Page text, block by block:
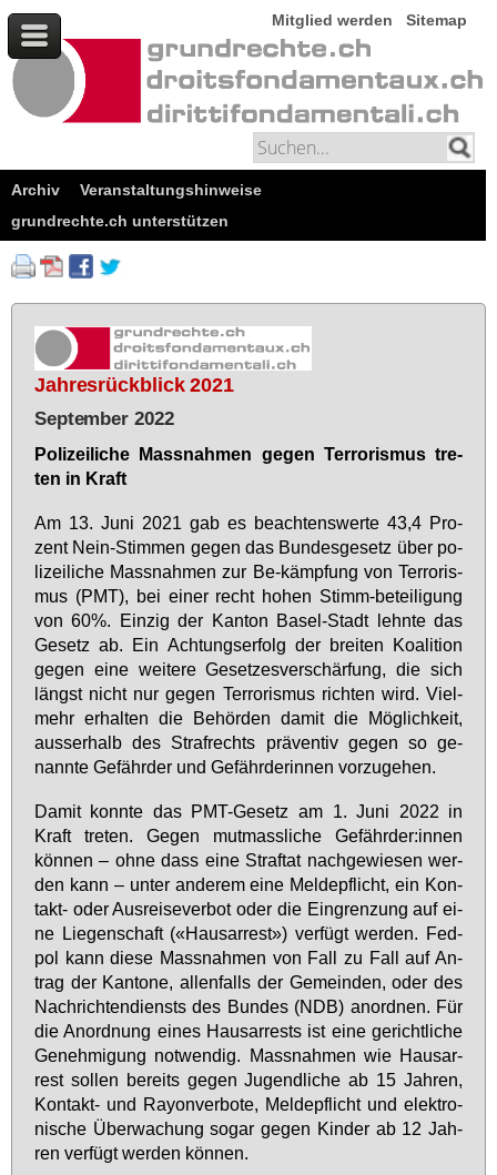
Mitglied werden Sitemap
Archiv
Veranstaltungshinweise
grundrechte.ch unterstützen
Jahresrückblick 2021
September 2022
Po­li­zei­li­che Mass­nah­men ge­gen Ter­ro­ris­mus tre­
ten in Kraft
Am 13. Ju­ni 2021 gab es be­ach­tens­wer­te 43,4 Pro­
zent Nein-Stim­men ge­gen das Bun­des­ge­setz über po­
li­zei­li­che Mass­nah­men zur Be-kämp­fung von Ter­ro­ris­
mus (PMT), bei ei­ner recht ho­hen Stimm-be­tei­li­gung
von 60%. Ein­zig der Kan­ton Ba­sel-Stadt lehn­te das
Ge­setz ab. Ein Ach­tungs­er­folg der brei­ten Ko­ali­ti­on
ge­gen ei­ne wei­te­re Ge­set­zes­ver­schär­fung, die sich
längst nicht nur ge­gen Ter­ro­ris­mus rich­ten wird. Viel­
mehr er­hal­ten die Be­hör­den da­mit die Mög­lich­keit,
aus­ser­halb des Straf­rechts prä­ven­tiv ge­gen so ge­
nann­te Ge­fähr­der und Ge­fähr­de­rin­nen vor­zu­ge­hen.
Da­mit konn­te das PMT-Ge­setz am 1. Ju­ni 2022 in
Kraft tre­ten. Ge­gen mut­mass­li­che Ge­fähr­der:in­nen
kön­nen – oh­ne dass ei­ne Straf­tat nach­ge­wie­sen wer­
den kann – un­ter an­de­rem ei­ne Mel­de­pflicht, ein Kon­
takt- oder Aus­rei­se­ver­bot oder die Ein­gren­zung auf ei­
ne Lie­gen­schaft («Haus­ar­rest») ver­fügt wer­den. Fed­
pol kann die­se Mass­nah­men von Fall zu Fall auf An­
trag der Kan­to­ne, al­len­falls der Ge­mein­den, oder des
Nach­rich­ten­diensts des Bun­des (NDB) an­ord­nen. Für
die An­ord­nung ei­nes Haus­ar­rests ist ei­ne ge­richt­li­che
Ge­neh­mi­gung not­wen­dig. Mass­nah­men wie Haus­ar­
rest sol­len be­reits ge­gen Ju­gend­li­che ab 15 Jah­ren,
Kon­takt- und Rayon­ver­bo­te, Mel­de­pflicht und elek­tro­
ni­sche Über­wa­chung so­gar ge­gen Kin­der ab 12 Jah­
ren ver­fügt wer­den kön­nen.